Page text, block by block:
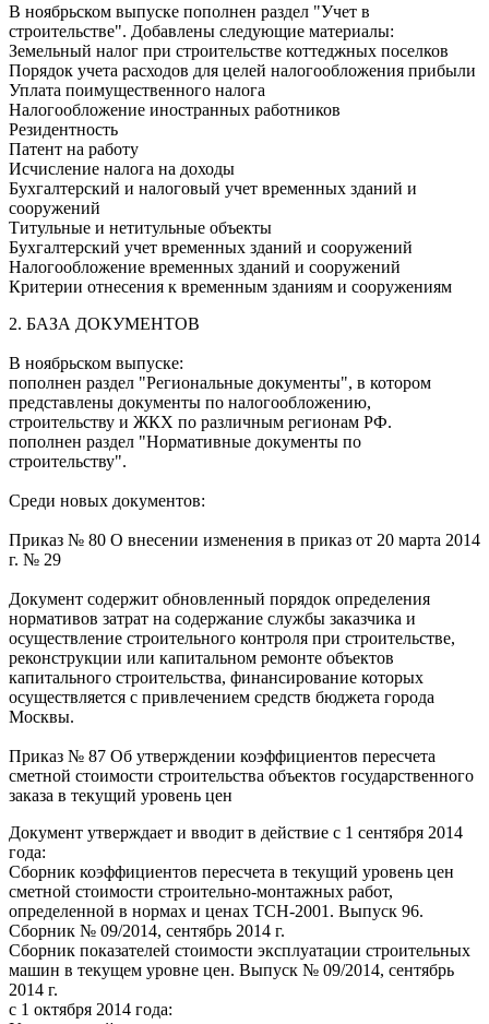
В ноябрьском выпуске пополнен раздел "Учет в
строительстве". Добавлены следующие материалы:
Земельный налог при строительстве коттеджных поселков
Порядок учета расходов для целей налогообложения прибыли
Уплата поимущественного налога
Налогообложение иностранных работников
Резидентность
Патент на работу
Исчисление налога на доходы
Бухгалтерский и налоговый учет временных зданий и
сооружений
Титульные и нетитульные объекты
Бухгалтерский учет временных зданий и сооружений
Налогообложение временных зданий и сооружений
Критерии отнесения к временным зданиям и сооружениям
2. БАЗА ДОКУМЕНТОВ
В ноябрьском выпуске:
пополнен раздел "Региональные документы", в котором
представлены документы по налогообложению,
строительству и ЖКХ по различным регионам РФ.
пополнен раздел "Нормативные документы по
строительству".
Среди новых документов:
Приказ № 80 О внесении изменения в приказ от 20 марта 2014
г. № 29
Документ содержит обновленный порядок определения
нормативов затрат на содержание службы заказчика и
осуществление строительного контроля при строительстве,
реконструкции или капитальном ремонте объектов
капитального строительства, финансирование которых
осуществляется с привлечением средств бюджета города
Москвы.
Приказ № 87 Об утверждении коэффициентов пересчета
сметной стоимости строительства объектов государственного
заказа в текущий уровень цен
Документ утверждает и вводит в действие с 1 сентября 2014
года:
Сборник коэффициентов пересчета в текущий уровень цен
сметной стоимости строительно-монтажных работ,
определенной в нормах и ценах ТСН-2001. Выпуск 96.
Сборник № 09/2014, сентябрь 2014 г.
Сборник показателей стоимости эксплуатации строительных
машин в текущем уровне цен. Выпуск № 09/2014, сентябрь
2014 г.
с 1 октября 2014 года: